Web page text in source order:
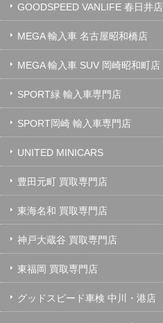
GOODSPEED VANLIFE 春日井店
MEGA 輸入車 名古屋昭和橋店
MEGA 輸入車 SUV 岡崎昭和町店
SPORT緑 輸入車専門店
SPORT岡崎 輸入車専門店
UNITED MINICARS
豊田元町 買取専門店
東海名和 買取専門店
神戸大蔵谷 買取専門店
東福岡 買取専門店
グッドスピード車検 中川・港店